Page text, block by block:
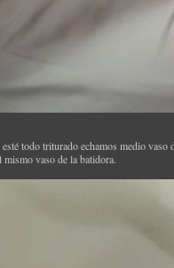
esté todo triturado echamos medio
mismo vaso de la batidora.